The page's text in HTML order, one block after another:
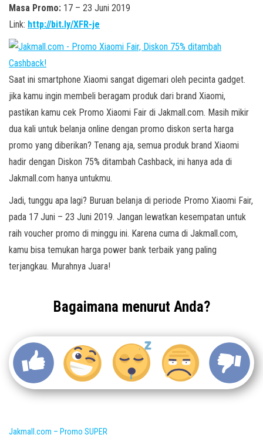
Masa Promo: 17 – 23 Juni 2019
Link: http://bit.ly/XFR-je
Saat ini smartphone Xiaomi sangat digemari oleh pecinta gadget.
jika kamu ingin membeli beragam produk dari brand Xiaomi,
pastikan kamu cek Promo Xiaomi Fair di Jakmall.com. Masih mikir
dua kali untuk belanja online dengan promo diskon serta harga
promo yang diberikan? Tenang aja, semua produk brand Xiaomi
hadir dengan Diskon 75% ditambah Cashback, ini hanya ada di
Jakmall.com hanya untukmu.
Jadi, tunggu apa lagi? Buruan belanja di periode Promo Xiaomi Fair,
pada 17 Juni – 23 Juni 2019. Jangan lewatkan kesempatan untuk
raih voucher promo di minggu ini. Karena cuma di Jakmall.com,
kamu bisa temukan harga power bank terbaik yang paling
terjangkau. Murahnya Juara!
Bagaimana menurut Anda?
Jakmall.com – Promo SUPER